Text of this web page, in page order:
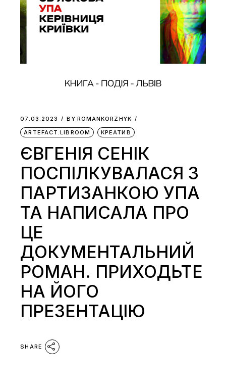
07.03.2023 BY ROMANKORZHYK
ARTEFACT.LIBROOM
КРЕАТИВ
ЄВГЕНІЯ СЕНІК
ПОСПІЛКУВАЛАСЯ З
ПАРТИЗАНКОЮ УПА
ТА НАПИСАЛА ПРО
ЦЕ
ДОКУМЕНТАЛЬНИЙ
РОМАН. ПРИХОДЬТЕ
НА ЙОГО
ПРЕЗЕНТАЦІЮ
SHARE